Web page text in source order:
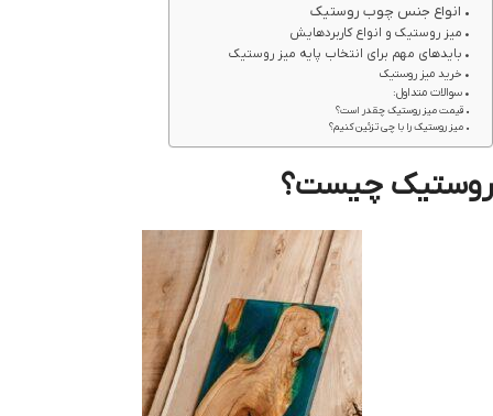
انواع جنس چوب روستیک
میز روستیک و انواع کاربردهایش
بایدهای مهم برای انتخاب پایه میز روستیک
خرید میز روستیک
سوالات متداول:
قیمت میز روستیک چقدر است؟
میز روستیک را با چی تزئین کنیم؟
روستیک چیست؟